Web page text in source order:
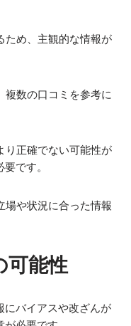
ため、主観的な情報が
複数の口コミを参考に
り正確でない可能性が
です。
場や状況に合った情報
可能性
にバイアスや改ざんが